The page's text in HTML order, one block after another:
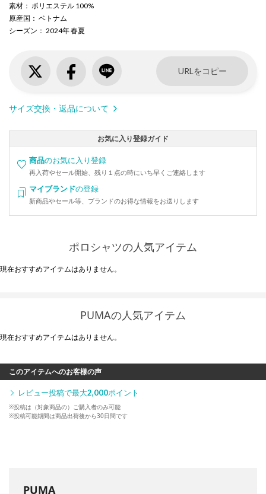
素材 ： ポリエステル 100%
原産国 ： ベトナム
シーズン ： 2024年 春夏
URLをコピー
サイズ交換・返品について
お気に入り登録ガイド
商品のお気に入り登録
再入荷やセール開始、残り１点の時にいち早くご連絡します
マイブランドの登録
新商品やセール等、ブランドのお得な情報をお送りします
ポロシャツの人気アイテム
現在おすすめアイテムはありません。
PUMAの人気アイテム
現在おすすめアイテムはありません。
このアイテムへのお客様の声
レビュー投稿で最大2,000ポイント
※投稿は（対象商品の）ご購入者のみ可能
※投稿可能期間は商品出荷後から30日間です
PUMA